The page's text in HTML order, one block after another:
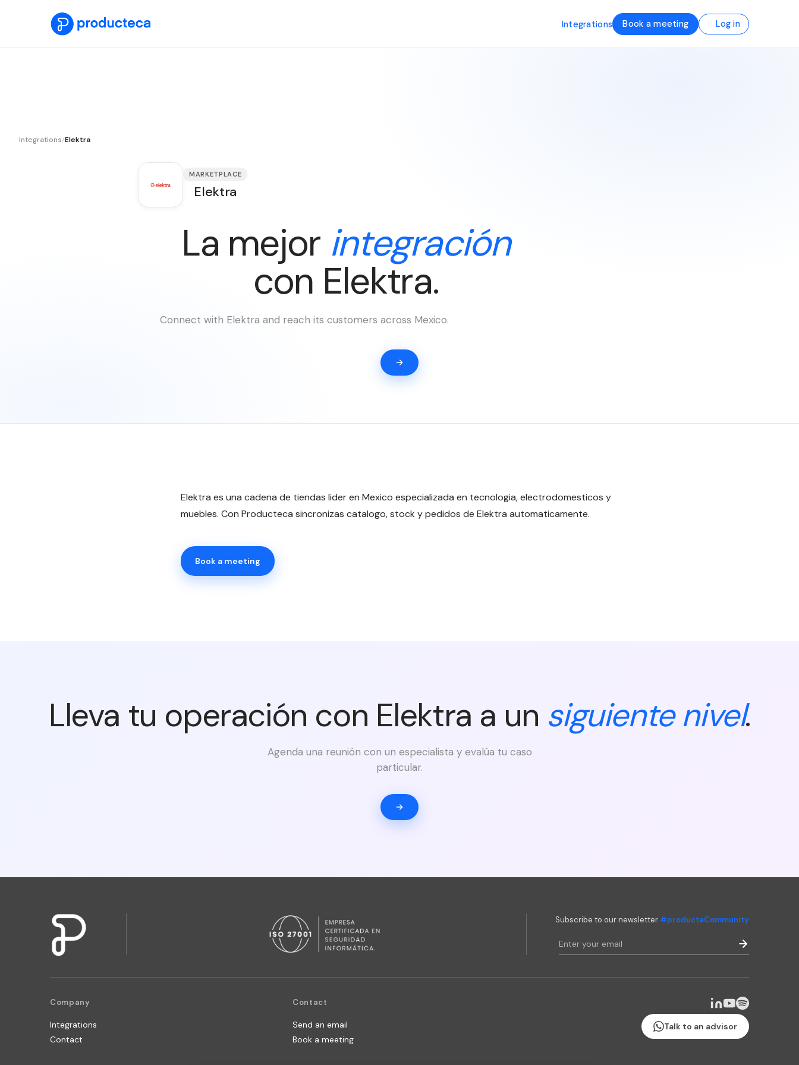
Integrations Book a meeting Log in
Integrations/Elektra
MARKETPLACE
Elektra
La mejor integración
con Elektra.
Connect with Elektra and reach its customers across Mexico.
Elektra es una cadena de tiendas lider en Mexico especializada en tecnologia, electrodomesticos y
muebles. Con Producteca sincronizas catalogo, stock y pedidos de Elektra automaticamente.
Book a meeting
Lleva tu operación con Elektra a un siguiente nivel.
Agenda una reunión con un especialista y evalúa tu caso
particular.
Subscribe to our newsletter #producteCommunity
Company
Integrations
Contact
Contact
Send an email
Book a meeting
Talk to an advisor